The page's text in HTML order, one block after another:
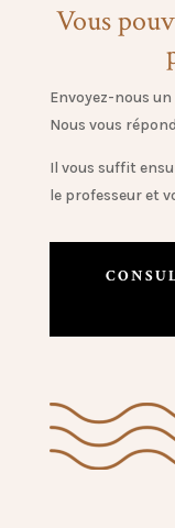
Vous
Envoyez-nous
Nous vous
Il vous suffit
le professeur et